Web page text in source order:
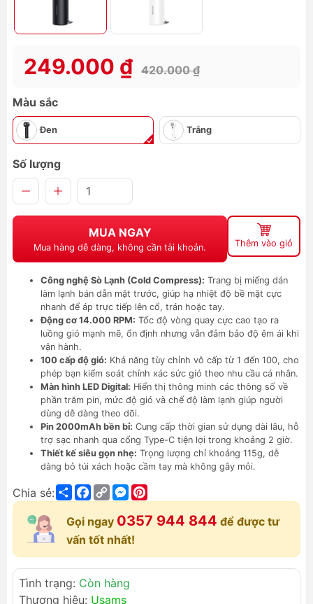
249.000 ₫ 420.000 ₫
Màu sắc
Đen Trắng
Số lượng
MUA NGAY
Mua hàng dễ dàng, không cần tài khoản. Thêm vào giỏ
Công nghệ Sò Lạnh (Cold Compress): Trang bị miếng dán
làm lạnh bán dẫn mặt trước, giúp hạ nhiệt độ bề mặt cực
nhanh để áp trực tiếp lên cổ, trán hoặc tay.
Động cơ 14.000 RPM: Tốc độ vòng quay cực cao tạo ra
luồng gió mạnh mẽ, ổn định nhưng vẫn đảm bảo độ êm ái khi
vận hành.
100 cấp độ gió: Khả năng tùy chỉnh vô cấp từ 1 đến 100, cho
phép bạn kiểm soát chính xác sức gió theo nhu cầu cá nhân.
Màn hình LED Digital: Hiển thị thông minh các thông số về
phần trăm pin, mức độ gió và chế độ làm lạnh giúp người
dùng dễ dàng theo dõi.
Pin 2000mAh bền bỉ: Cung cấp thời gian sử dụng dài lâu, hỗ
trợ sạc nhanh qua cổng Type-C tiện lợi trong khoảng 2 giờ.
Thiết kế siêu gọn nhẹ: Trọng lượng chỉ khoảng 115g, dễ
dàng bỏ túi xách hoặc cầm tay mà không gây mỏi.
Chia sẻ: ShareFacebook
Copy
Link
Messenger
Gọi ngay 0357 944 844 để được tư
vấn tốt nhất!
Tình trạng: Còn hàng
Thương hiệu: Usams